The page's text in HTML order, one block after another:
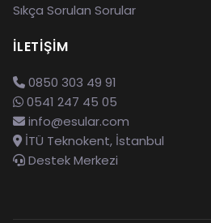
Sıkça Sorulan Sorular
İLETIŞIM
0850 303 49 91
0541 247 45 05
info@esular.com
İTÜ Teknokent, İstanbul
Destek Merkezi